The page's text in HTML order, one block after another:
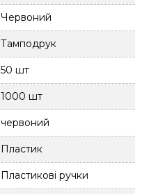
Червоний
Тамподрук
50 шт
1000 шт
червоний
Пластик
Пластикові ручки